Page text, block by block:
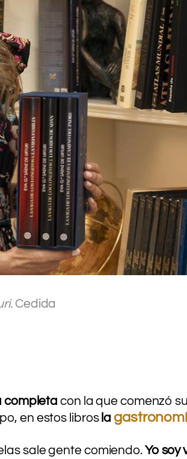
Cedida
completa con la que comenzó
en estos libros la
sale gente comiendo.Yo soy